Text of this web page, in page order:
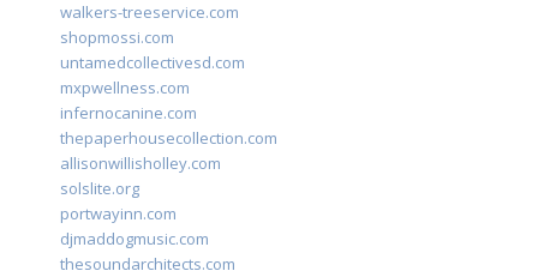
walkers-treeservice.com
shopmossi.com
untamedcollectivesd.com
mxpwellness.com
infernocanine.com
thepaperhousecollection.com
allisonwillisholley.com
solslite.org
portwayinn.com
djmaddogmusic.com
thesoundarchitects.com